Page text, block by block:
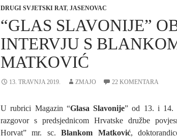
DRUGI SVJETSKI RAT, JASENOVAC
“GLAS SLAVONIJE”
INTERVJU S
MATKOVIĆ
13. TRAVNJA 2019. ZMAJO 22 KOMENTARA
U rubrici Magazin “Glasa Slavonije” od 13. i 14.
razgovor s predsjednicom Hrvatske družbe
Horvat” mr. sc.Blankom Matković,